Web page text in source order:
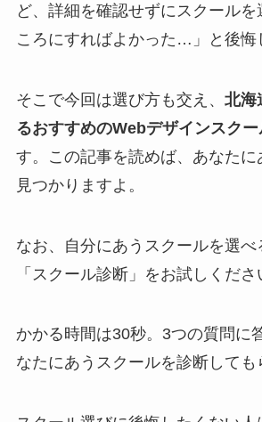
ど、詳細を確認せずにスクールを
ころにすればよかった…」と後悔
そこで今回は選び方も交え、 北海
るおすすめのWebデザインスクー
す。この記事を読めば、あなた
見つかりますよ。
なお、自分にあうスクールを選べ
「スクール診断」をお試しくださ
かかる時間は30秒。3つの質問に
なたにあうスクールを診断しても